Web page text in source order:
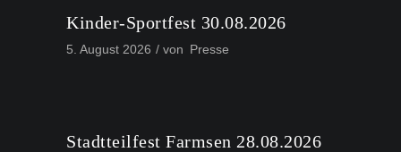
Kinder-Sportfest 30.08.2026
5. August 2026 von Presse
Stadtteilfest Farmsen 28.08.2026